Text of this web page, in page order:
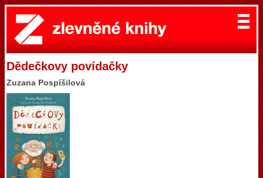
Dědečkovy povídačky
Zuzana Pospíšilová